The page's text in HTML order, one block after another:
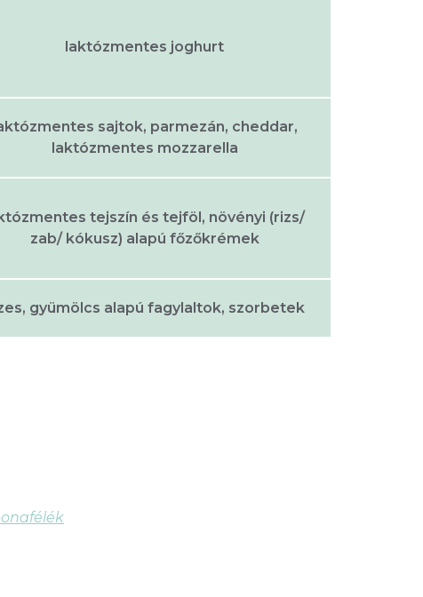
laktózmentes joghurt
sajtok, parmezán, cheddar,
laktózmentes mozzarella
tejszín és tejföl, növényi (rizs/
zab/ kókusz) alapú főzőkrémek
gyümölcs alapú fagylaltok, szorbetek